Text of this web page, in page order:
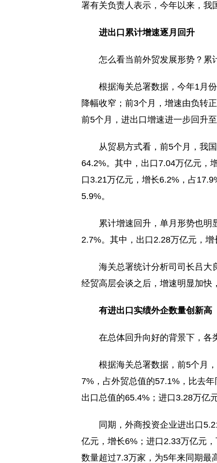
署有关负责人表示，今年以来，我
进出口累计增速逐月回升
怎么看当前外贸发展形势？累
根据海关总署数据，今年1月
降幅收窄；前3个月，增速由负转
前5个月，进出口增速进一步回升
从贸易方式看，前5个月，我
64.2%。其中，出口7.04万亿元，
口3.21万亿元，增长6.2%，占
5.9%。
累计增速回升，单月形势也
2.7%。其中，出口2.28万亿元，
海关总署统计分析司司长吕大
经贸高层会谈之后，增速明显加快
有进出口实绩外企数量创新高
在总体回升向好的背景下，各
根据海关总署数据，前5个月
7%，占外贸总值的57.1%，比去
出口总值的65.4%；进口3.28万亿
同期，外商投资企业进出口
亿元，增长6%；进口2.33万亿元
数量超过7.3万家，为5年来同期最